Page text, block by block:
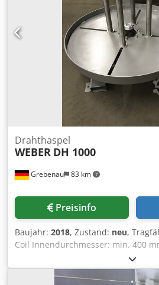
Grebenau 83 km
Drahthaspel
WEBER DH 1000
Preisinfo
Baujahr: 2018, Zustand: neu,
Coil Innendurchmesser: min. 400
Ryyshlof Coil Aussendurchmesser:
Höhe: max. 800 mm